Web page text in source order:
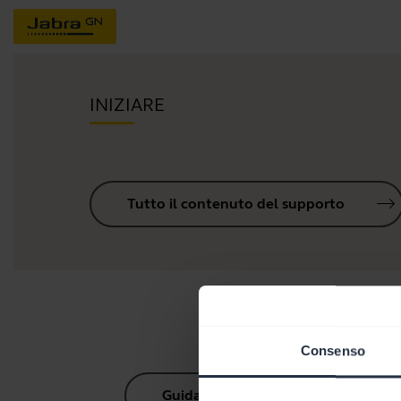
Consenso
INIZIARE
Tutto il contenuto del supporto
Guida all'accoppiamento Bluetooth